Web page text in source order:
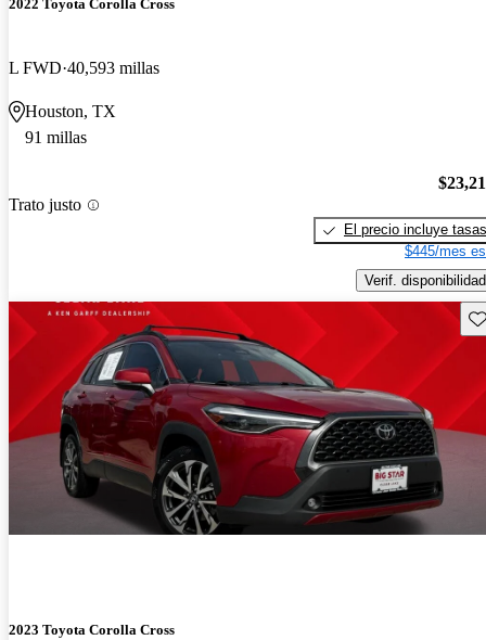
2022 Toyota Corolla Cross
L FWD 40,593 millas
Houston, TX
91 millas
Trato justo
El precio incluye tasas
$445/mes
Verif. disponibilidad
2023 Toyota Corolla Cross